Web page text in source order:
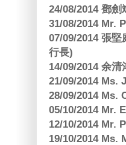
24/08/2014 鄧
31/08/2014 Mr.
07/09/2014 張
行長)
14/09/2014 余
21/09/2014 Ms.
28/09/2014 Ms.
05/10/2014 Mr.
12/10/2014 Mr.
19/10/2014 Ms.